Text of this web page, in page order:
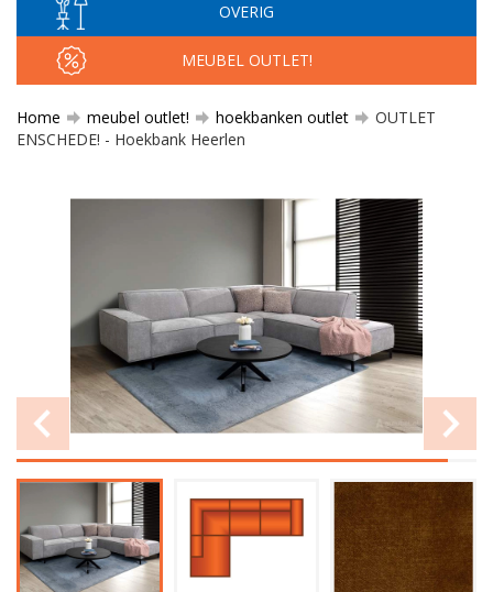
OVERIG
MEUBEL OUTLET!
Home meubel outlet! hoekbanken outlet
OUTLET
ENSCHEDE! - Hoekbank Heerlen